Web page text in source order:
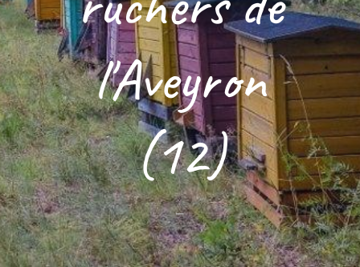
l'Aveyron
(12)
–